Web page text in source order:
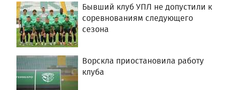
Бывший клуб УПЛ не допустили к
соревнованиям следующего
сезона
Ворскла приостановила работу
клуба